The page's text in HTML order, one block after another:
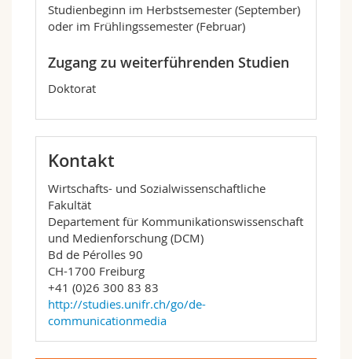
Öffentlichkeitskommunikation
Project Seminars: freie Auswahl aus
Themen, in denen Studierende in kleinen
Teams wissenschaftlich fundiert an
praxisrelevanten Projekten arbeiten
und/oder Praktikum
Masterarbeitund Kolloquium inkl.
Verteidigung
Das Masterprogramm «Digital Media &
Communication for Social Impact» ist nicht nur
inhaltlich einzigartig, sondern auch mit Blick
auf dieLehr- und Lernformen
an der Universität Freiburg bietet Ihnen
–innovative Lehre
gestern. In unseren Projektseminaren arbeiten
Sie in kleinen Teams kritisch und
lösungsorientiert an praxisrelevanten Projekten
– etwa an Kommunikationsstrategien für
Studienbeginn im Herbstsemester (September)
oder im Frühlingssemester (Februar)
Zugang zu weiterführenden Studien
Doktorat
Kontakt
Wirtschafts- und Sozialwissenschaftliche
Fakultät
Departement für Kommunikationswissenschaft
und Medienforschung (DCM)
Bd de Pérolles 90
CH-1700 Freiburg
+41 (0)26 300 83 83
http://studies.unifr.ch/go/de-
communicationmedia